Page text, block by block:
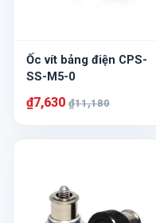
Ốc vít bảng điện CPS-
SS-M5-0
₫7,630 ₫11,180